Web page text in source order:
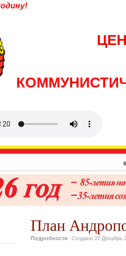
5 августа
План
Подробности Создано 27 Декабрь